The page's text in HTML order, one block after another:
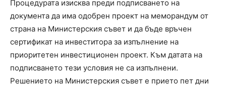
Процедурата изисква преди подписването на
документа да има одобрен проект на меморандум от
страна на Министерския съвет и да бъде връчен
сертификат на инвеститора за изпълнение на
приоритетен инвестиционен проект. Към датата на
подписването тези условия не са изпълнени.
Решението на Министерския съвет е прието пет дни